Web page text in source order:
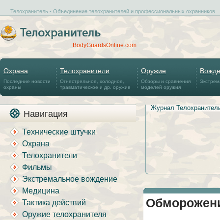
Телохранитель - Объединение телохранителей и профессиональных охранников
BodyGuardsOnline.com
Охрана
Последние новости
охраны
Телохранители
Огнестрельное, холодное,
травматическое и др. оружие
Оружие
Обзоры и сравнения
моделей оружия
Навигация
Технические штучки
Охрана
Телохранители
Фильмы
Экстремальное вождение
Медицина
Тактика действий
Оружие телохранителя
Журнал